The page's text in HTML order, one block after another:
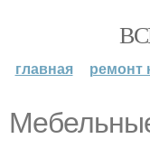
главная ремонт